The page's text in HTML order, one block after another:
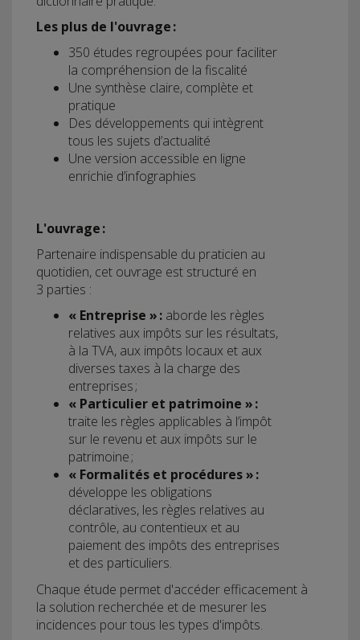
Les plus de l'ouvrage :
350 études regroupées pour faciliter
la compréhension de la fiscalité
Une synthèse claire, complète et
pratique
Des développements qui intègrent
tous les sujets d’actualité
Une version accessible en ligne
enrichie d’infographies
L'ouvrage :
Partenaire indispensable du praticien au
quotidien, cet ouvrage est structuré en
3 parties :
« Entreprise » : aborde les règles
relatives aux impôts sur les résultats,
à la TVA, aux impôts locaux et aux
diverses taxes à la charge des
entreprises ;
« Particulier et patrimoine » :
traite les règles applicables à l’impôt
sur le revenu et aux impôts sur le
patrimoine ;
« Formalités et procédures » :
développe les obligations
déclaratives, les règles relatives au
contrôle, au contentieux et au
paiement des impôts des entreprises
et des particuliers.
Chaque étude permet d'accéder efficacement à
la solution recherchée et de mesurer les
incidences pour tous les types d'impôts.